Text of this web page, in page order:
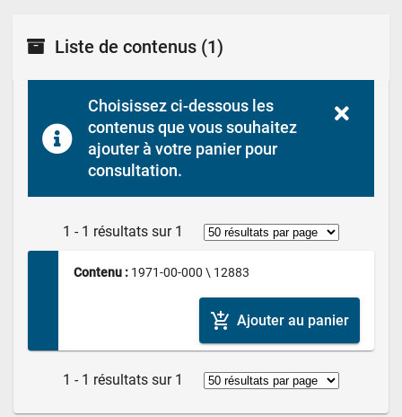
Liste de contenus (1)
Choisissez ci-dessous les
contenus que vous souhaitez
ajouter à votre panier pour
consultation.
1 - 1 résultats sur 1
Contenu : 1971-00-000 \ 12883
add_shopping_cart Ajouter au panier
1 - 1 résultats sur 1